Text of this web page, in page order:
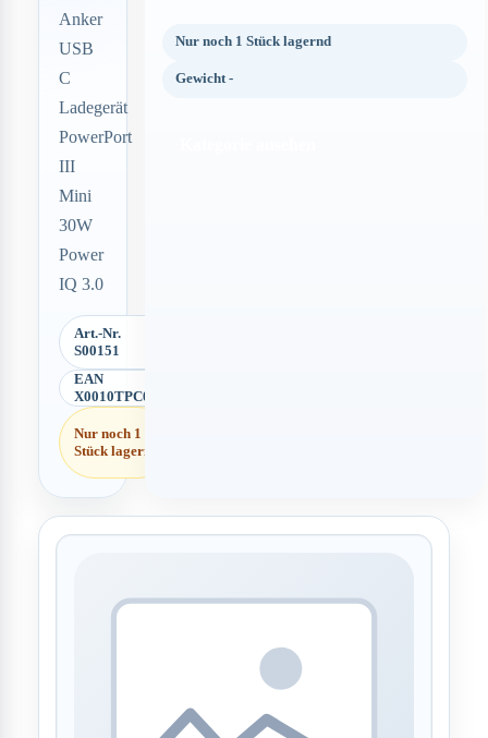
Anker
USB
C
Ladegerät
PowerPort
III
Mini
30W
Power
IQ 3.0
Art.-Nr.
S00151
EAN
X0010TPC0L
Nur noch 1
Stück lagernd
Nur noch 1 Stück lagernd
Gewicht -